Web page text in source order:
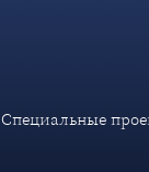
Специальные